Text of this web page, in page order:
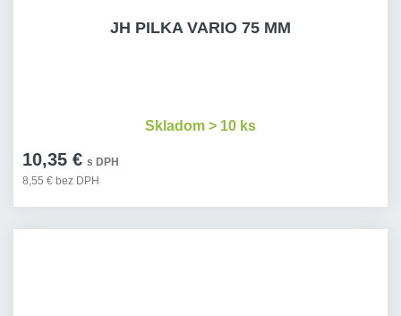
JH PILKA VARIO 75 MM
10,35 € s DPH
8,55 € bez DPH
Skladom > 10 ks